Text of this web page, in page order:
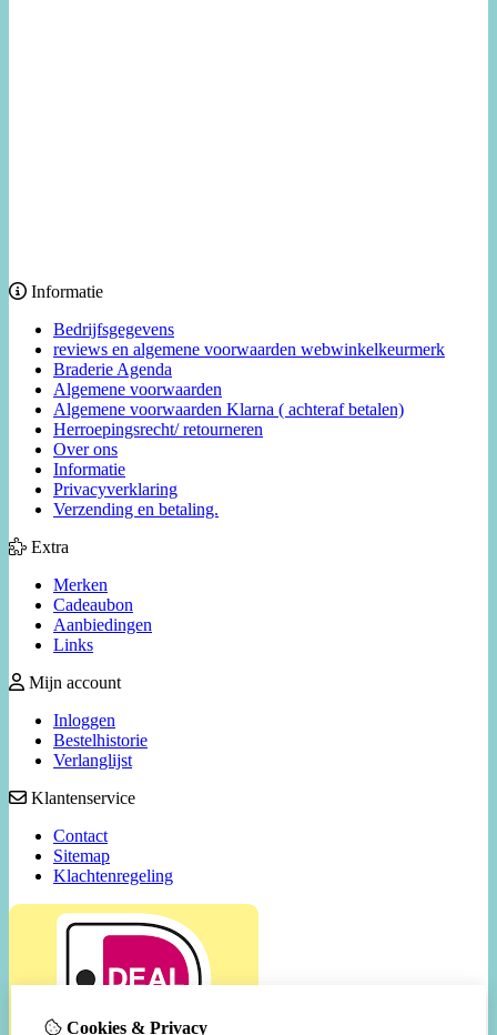
Informatie
Bedrijfsgegevens
reviews en algemene voorwaarden webwinkelkeurmerk
Braderie Agenda
Algemene voorwaarden
Algemene voorwaarden Klarna ( achteraf betalen)
Herroepingsrecht/ retourneren
Over ons
Informatie
Privacyverklaring
Verzending en betaling.
Extra
Merken
Cadeaubon
Aanbiedingen
Links
Mijn account
Inloggen
Bestelhistorie
Verlanglijst
Klantenservice
Contact
Sitemap
Klachtenregeling
Cookies & Privacy